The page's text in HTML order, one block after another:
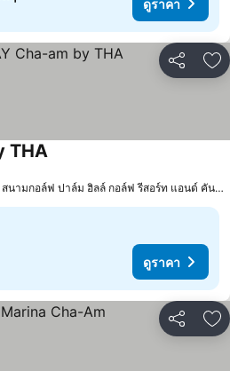
ดูราคา
แชร์ เ
THAดูราคา
สนามกอล์ฟ ปาล์ม ฮิลล์ กอล์ฟ รีสอร์ท แอนด์ คันท
ดูราคา
แชร์ เ